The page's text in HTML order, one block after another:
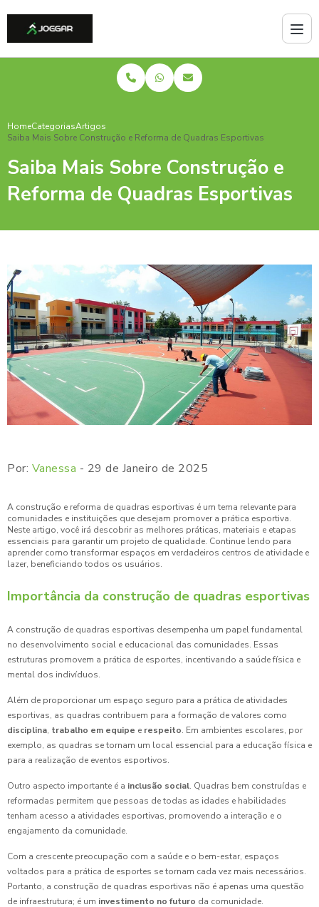
HomeCategoriasArtigos
Saiba Mais Sobre Construção e Reforma de Quadras Esportivas
Saiba Mais Sobre Construção e
Reforma de Quadras Esportivas
Por: Vanessa - 29 de Janeiro de 2025
A construção e reforma de quadras esportivas é um tema relevante para
comunidades e instituições que desejam promover a prática esportiva.
Neste artigo, você irá descobrir as melhores práticas, materiais e etapas
essenciais para garantir um projeto de qualidade. Continue lendo para
aprender como transformar espaços em verdadeiros centros de atividade e
lazer, beneficiando todos os usuários.
Importância da construção de quadras esportivas
A construção de quadras esportivas desempenha um papel fundamental
no desenvolvimento social e educacional das comunidades. Essas
estruturas promovem a prática de esportes, incentivando a saúde física e
mental dos indivíduos.
Além de proporcionar um espaço seguro para a prática de atividades
esportivas, as quadras contribuem para a formação de valores como
disciplina, trabalho em equipe e respeito. Em ambientes escolares, por
exemplo, as quadras se tornam um local essencial para a educação física e
para a realização de eventos esportivos.
Outro aspecto importante é a inclusão social. Quadras bem construídas e
reformadas permitem que pessoas de todas as idades e habilidades
tenham acesso a atividades esportivas, promovendo a interação e o
engajamento da comunidade.
Com a crescente preocupação com a saúde e o bem-estar, espaços
voltados para a prática de esportes se tornam cada vez mais necessários.
Portanto, a construção de quadras esportivas não é apenas uma questão
de infraestrutura; é um investimento no futuro da comunidade.